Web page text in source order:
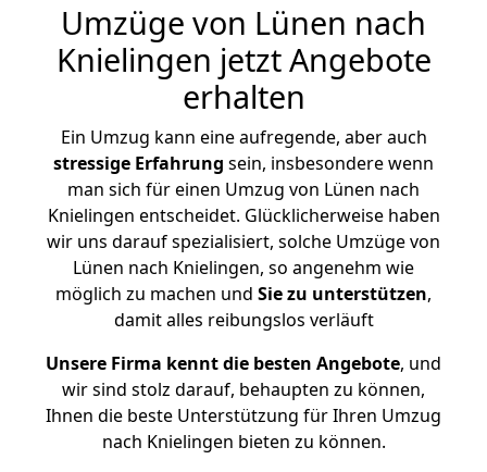
Umzüge von Lünen nach
Knielingen jetzt Angebote
erhalten
Ein Umzug kann eine aufregende, aber auch
stressige Erfahrung sein, insbesondere wenn
man sich für einen Umzug von Lünen nach
Knielingen entscheidet. Glücklicherweise haben
wir uns darauf spezialisiert, solche Umzüge von
Lünen nach Knielingen, so angenehm wie
möglich zu machen und Sie zu unterstützen,
damit alles reibungslos verläuft
Unsere Firma kennt die besten Angebote, und
wir sind stolz darauf, behaupten zu können,
Ihnen die beste Unterstützung für Ihren Umzug
nach Knielingen bieten zu können.